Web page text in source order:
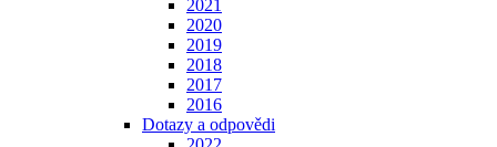
2021
2020
2019
2018
2017
2016
Dotazy a odpovědi